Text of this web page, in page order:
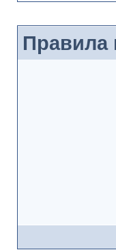
Правила